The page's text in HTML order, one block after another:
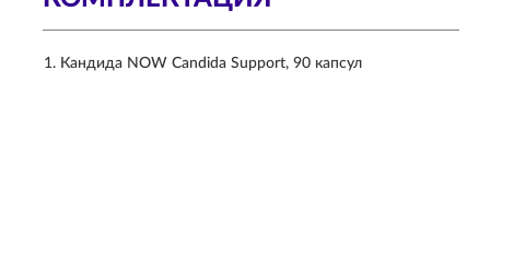
Кандида NOW Candida Support, 90 капсул